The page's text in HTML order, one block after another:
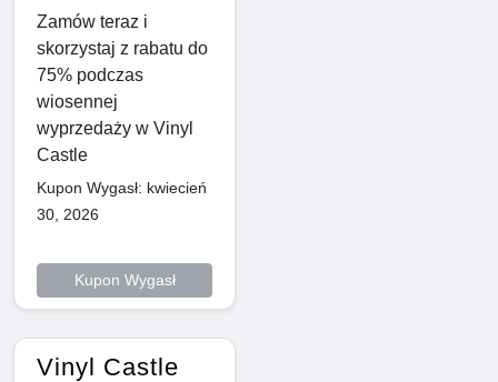
Zamów teraz i
skorzystaj z rabatu do
75% podczas
wiosennej
wyprzedaży w Vinyl
Castle
Kupon Wygasł: kwiecień
30, 2026
Kupon Wygasł
Vinyl Castle